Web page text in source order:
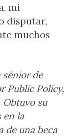
mi
disputar,
muchos
de
Public Policy,
su
en la
de una beca